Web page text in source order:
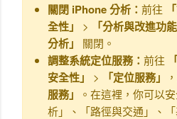
關閉 iPhone 分析： 前往
全性」
> 「分析與改進功能
分析」
關閉。
調整系統定位服務： 前往
安全性」
> 「定位服務」
服務」
。在這裡，你可以
析」、「路徑與交通」、